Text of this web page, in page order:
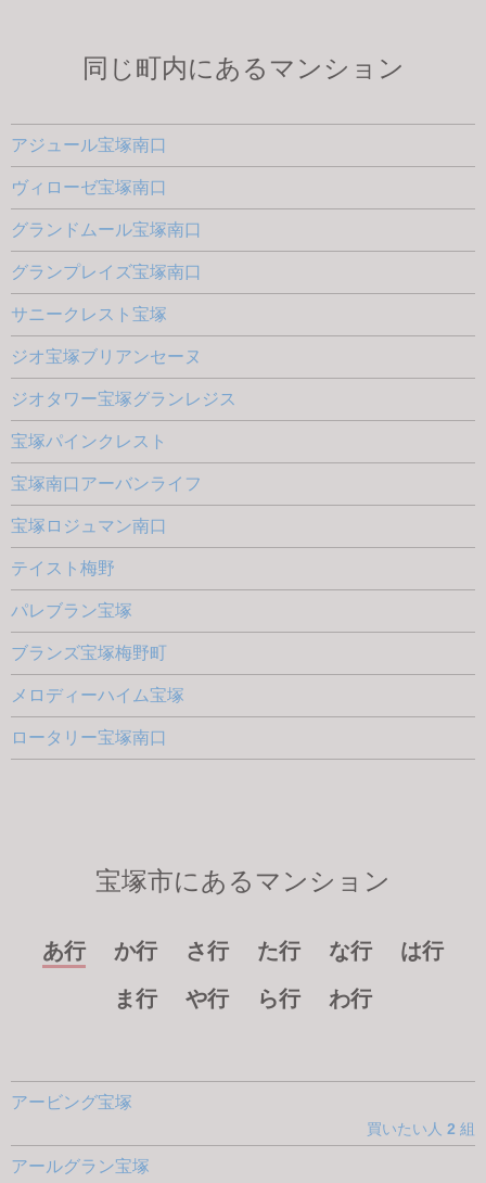
同じ町内にあるマンション
アジュール宝塚南口
ヴィローゼ宝塚南口
グランドムール宝塚南口
グランプレイズ宝塚南口
サニークレスト宝塚
ジオ宝塚ブリアンセーヌ
ジオタワー宝塚グランレジス
宝塚パインクレスト
宝塚南口アーバンライフ
宝塚ロジュマン南口
テイスト梅野
パレブラン宝塚
ブランズ宝塚梅野町
メロディーハイム宝塚
ロータリー宝塚南口
宝塚市にあるマンション
あ行 か行 さ行 た行 な行
は行
ま行
や行 ら行 わ行
アービング宝塚
買いたい人 2 組
アールグラン宝塚